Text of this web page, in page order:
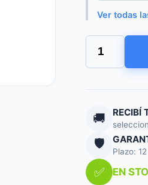
Ver todas
TECLA
HUNNOX
SMART
BLANCO
cantidad
🚚 RECIBÍ
🛡️
Plazo:
✅ EN